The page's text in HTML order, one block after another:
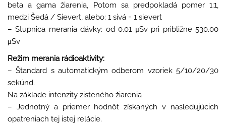
beta a gama žiarenia, Potom sa predpokladá pomer 1:1,
medzi Šedá / Sievert, alebo: 1 sivá = 1 sievert
– Stupnica merania dávky: od 0.01 μSv pri približne 530.00
μSv
Režim merania rádioaktivity:
– Štandard s automatickým odberom vzoriek 5/10/20/30
sekúnd.
Na základe intenzity zisteného žiarenia
– Jednotný a priemer hodnôt získaných v nasledujúcich
opatreniach tej istej relácie.